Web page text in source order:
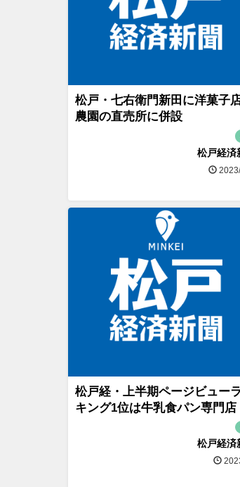
松戸・七右衛門新田に洋菓子
農園の直売所に併設
松戸経済
松戸経・上半期ページビュー
キング1位は牛乳食パン専門店
松戸経済